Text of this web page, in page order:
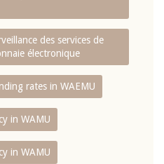
des services de
électronique
rates in WAEMU
in WAMU
in WAMU